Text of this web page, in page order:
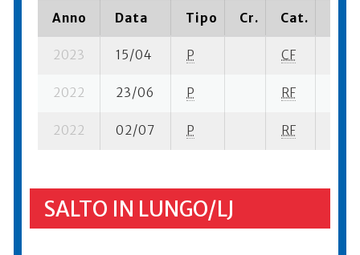
Anno Data Tipo Cr. Cat.
2023 15/04 P CF
2022 23/06 P RF
2022 02/07 P RF
SALTO IN LUNGO/LJ